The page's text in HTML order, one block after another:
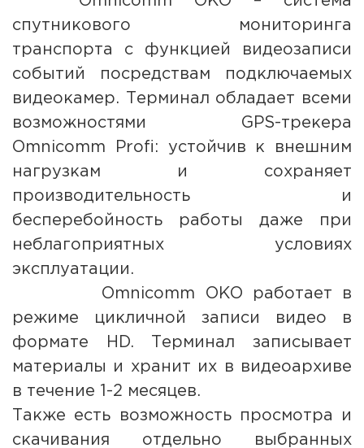
спутникового мониторинга
транспорта с функцией видеозаписи
событий посредствам подключаемых
видеокамер. Терминал обладает всеми
возможностями GPS-трекера
Omnicomm Profi: устойчив к внешним
нагрузкам и сохраняет
производительность и
бесперебойность работы даже при
неблагоприятных условиях
эксплуатации.
Omnicomm ОКО работает в
режиме цикличной записи видео в
формате HD. Терминал записывает
материалы и хранит их в видеоархиве
в течение 1-2 месяцев.
Также есть возможность просмотра и
скачивания отдельно выбранных